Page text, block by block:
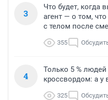
3
Что будет, когда
агент — о том,
с телом после
355
4
Только 5 %
кроссвордом: а у
325